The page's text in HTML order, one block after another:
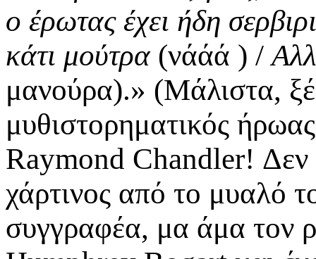
ο έρωτας έχει ήδη
κάτι μούτρα(νάάά ) /
μανούρα).» (Μάλιστα,
μυθιστορηματικός
Raymond Chandler! Δεν
χάρτινος από το μυαλό
συγγραφέα, μα άμα τον